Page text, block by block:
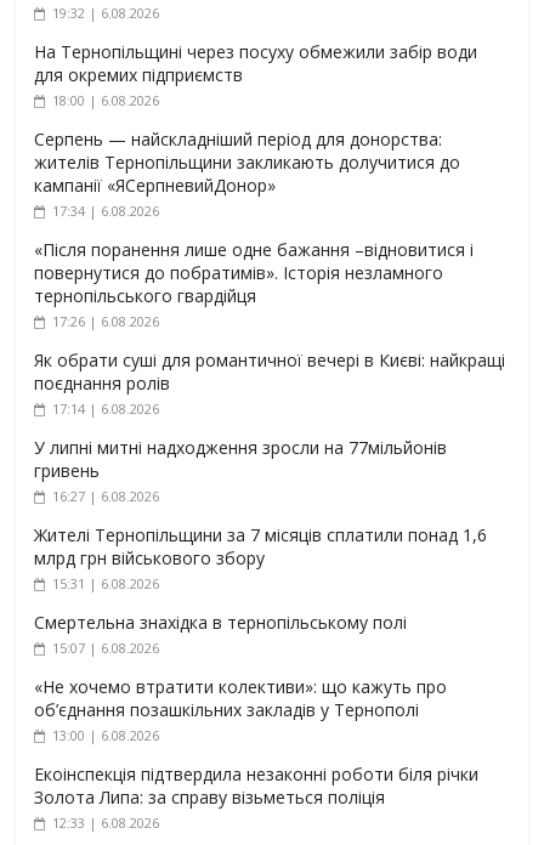
19:32 | 6.08.2026
На Тернопільщині через посуху обмежили забір води
для окремих підприємств
18:00 | 6.08.2026
Серпень — найскладніший період для донорства:
жителів Тернопільщини закликають долучитися до
кампанії «ЯСерпневийДонор»
17:34 | 6.08.2026
«Після поранення лише одне бажання –відновитися і
повернутися до побратимів». Історія незламного
тернопільського гвардійця
17:26 | 6.08.2026
Як обрати суші для романтичної вечері в Києві: найкращі
поєднання ролів
17:14 | 6.08.2026
У липні митні надходження зросли на 77мільйонів
гривень
16:27 | 6.08.2026
Жителі Тернопільщини за 7 місяців сплатили понад 1,6
млрд грн військового збору
15:31 | 6.08.2026
Смертельна знахідка в тернопільському полі
15:07 | 6.08.2026
«Не хочемо втратити колективи»: що кажуть про
об’єднання позашкільних закладів у Тернополі
13:00 | 6.08.2026
Екоінспекція підтвердила незаконні роботи біля річки
Золота Липа: за справу візьметься поліція
12:33 | 6.08.2026